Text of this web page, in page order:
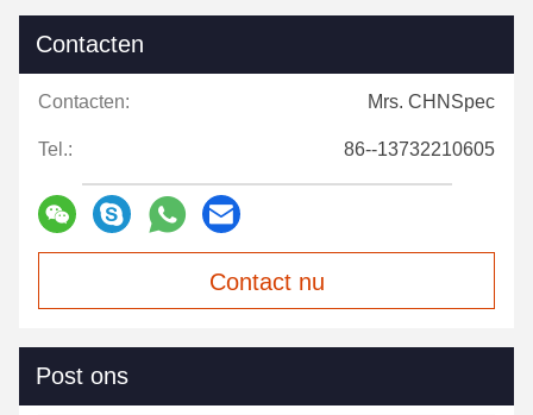
Contacten
Contacten: Mrs. CHNSpec
Tel.: 86--13732210605
Contact nu
Post ons